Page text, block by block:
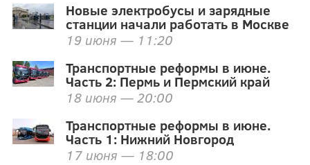
Новые электробусы и зарядные
станции начали работать в Москве
19 июня — 11:20
Транспортные реформы в июне.
Часть 2: Пермь и Пермский край
18 июня — 20:00
Транспортные реформы в июне.
Часть 1: Нижний Новгород
17 июня — 18:00